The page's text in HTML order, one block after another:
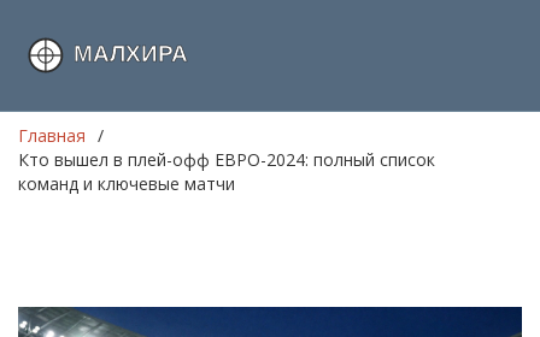
Главная
Кто вышел в плей-офф ЕВРО-2024: полный список
команд и ключевые матчи